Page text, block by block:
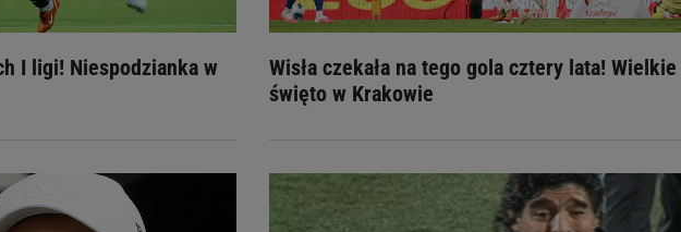
I ligi! Niespodzianka w
Wisła czekała na tego gola cztery lata! Wielkie
święto w Krakowie